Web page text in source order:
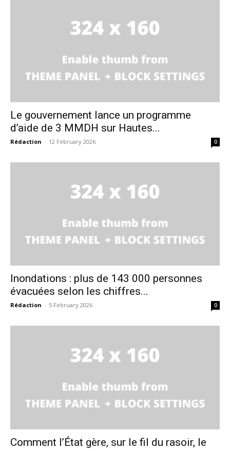
le1.ma
l'information
Le gouvernement lance un programme
d’aide de 3 MMDH sur Hautes...
Rédaction - 12 February 2026 0
Inondations : plus de 143 000 personnes
évacuées selon les chiffres...
Rédaction - 5 February 2026 0
Comment l’État gère, sur le fil du rasoir, le